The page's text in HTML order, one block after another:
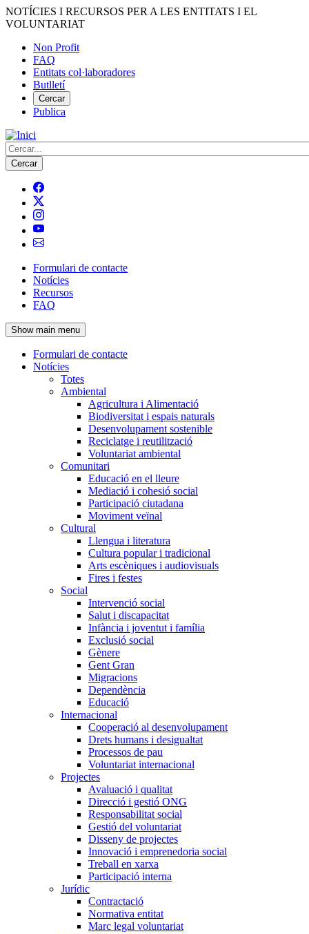
Vés
al
NOTÍCIES I RECURSOS PER A LES ENTITATS I EL
VOLUNTARIAT
Menú
del
compte
d'usuari
Non Profit
FAQ
Entitats col·laboradores
Butlletí
Cercar
Publica
Cerca
Navegació
principal
de
l'encapçalament
Formulari de contacte
Notícies
Recursos
FAQ
Show main menu
Navegació
principal
Formulari de contacte
Notícies
Totes
Ambiental
Agricultura i Alimentació
Biodiversitat i espais naturals
Desenvolupament sostenible
Reciclatge i reutilització
Voluntariat ambiental
Comunitari
Educació en el lleure
Mediació i cohesió social
Participació ciutadana
Moviment veïnal
Cultural
Llengua i literatura
Cultura popular i tradicional
Arts escèniques i audiovisuals
Fires i festes
Social
Intervenció social
Salut i discapacitat
Infància i joventut i família
Exclusió social
Gènere
Gent Gran
Migracions
Dependència
Educació
Internacional
Cooperació al desenvolupament
Drets humans i desigualtat
Processos de pau
Voluntariat internacional
Projectes
Avaluació i qualitat
Direcció i gestió ONG
Responsabilitat social
Gestió del voluntariat
Disseny de projectes
Innovació i emprenedoria social
Treball en xarxa
Participació interna
Jurídic
Contractació
Normativa entitat
Marc legal voluntariat